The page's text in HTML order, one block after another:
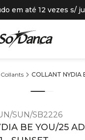
em até 12 vezes s/
Collants COLLANT NYDIA
SUN/SB2226
BE YOU/25